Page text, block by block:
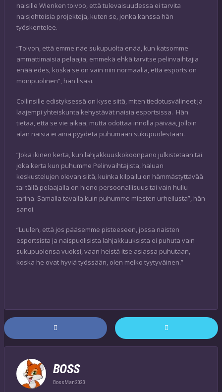
naisille Wienken toivoo, että tulevaisuudessa ei tarvita
naisjohtoisia projekteja, kuten se, jonka kanssa hän
työskentelee.
“Toivon, että emme näe sukupuolta enää, kun katsomme
ammattimaisia pelaajia, emmekä ehkä tarvitse pelinvaihtajia
enää edes, koska se on vain niin normaalia, että esports on
monipuolinen”, hän lisäsi.
Collinsille edistyksessä on kyse siitä, miten tiedotusvälineet ja
laajempi yhteiskunta kehystävät naisia esportsissa. Hän
tietää, että se vie aikaa, mutta odottaa innolla päivää, jolloin
alan naisia ei aina pyydetä puhumaan sukupuolestaan.
“Joka ikinen kerta, kun lahjakkuuskokoonpano julkistetaan tai
joka kerta kun puhumme Pelinvaihtajista, haluan
keskustelujen olevan siitä, kuinka kilpailu on hämmästyttävää
tai tällä pelaajalla on hieno persoonallisuus tai vain hullu
tarina. Samalla tavalla kuin puhumme miesten urheilusta”, hän
sanoi.
“Luulen, että jos pääsemme pisteeseen, jossa naisten
esportsista ja naispuolisista lahjakkuuksista ei puhuta vain
sukupuolensa vuoksi, vaan heistä itse asiassa puhutaan,
koska he ovat hyviä työssään, olen melko tyytyväinen.”
BOSS
BossMan2023